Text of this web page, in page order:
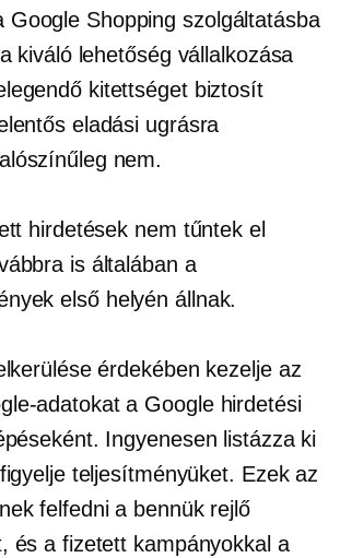
Google Shopping szolgáltatásba
kiváló lehetőség vállalkozása
kitettséget biztosít
eladási ugrásra
nem.
hirdetések nem tűntek el
is általában a
első helyén állnak.
érdekében kezelje az
adatokat a Google hirdetési
Ingyenesen listázza ki
teljesítményüket. Ezek az
felfedni a bennük rejlő
és a fizetett kampányokkal a